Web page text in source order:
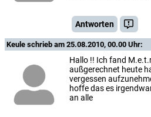
Antworten
Keule schrieb am 25.08.2010, 00.00 Uhr:
Hallo !! Ich fand
außgerechnet heute
vergessen
hoffe das es
an alle